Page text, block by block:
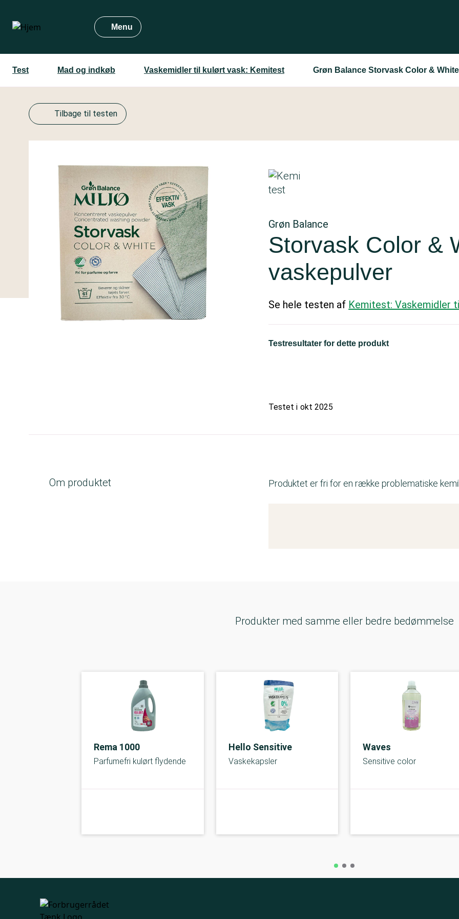
hovedindhold
Menu
Test Mad og indkøb Vaskemidler til kulørt vask: Kemitest Grøn Balance Storvask Color &
Tilbage til testen
Grøn Balance
Storvask Color &
vaskepulver
Se hele testen af Kemitest: Vaskemidler
Testresultater for dette produkt
Testet i okt 2025
Om produktet Produktet er fri for en række problematiske
Produkter med samme eller bedre bedømmelse
Rema 1000
Parfumefri kulørt flydende
Hello Sensitive
Vaskekapsler
Waves
Sensitive color